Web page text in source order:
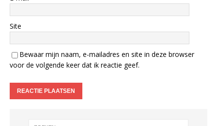
Site
Bewaar mijn naam, e-mailadres en site in deze browser
voor de volgende keer dat ik reactie geef.